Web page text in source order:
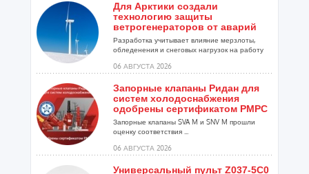
Для Арктики создали
технологию защиты
ветрогенераторов от аварий
Разработка учитывает влияние мерзлоты,
обледенения и снеговых нагрузок на работу
06 АВГУСТА 2026
Запорные клапаны Ридан для
систем холодоснабжения
одобрены сертификатом РМРС
Запорные клапаны SVA M и SNV M прошли
оценку соответствия ...
06 АВГУСТА 2026
Универсальный пульт Z037-5C0